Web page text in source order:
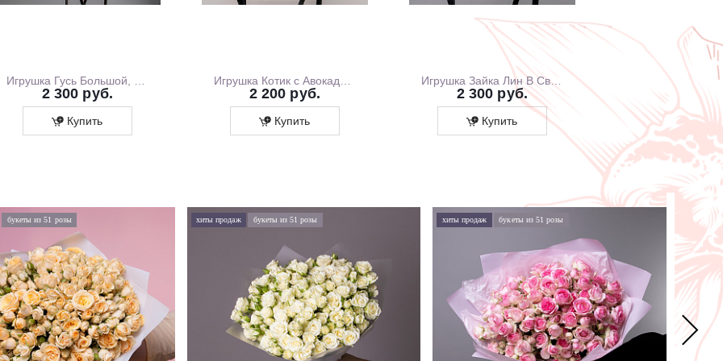
2 300 руб.
Купить
2 200 руб.
Купить
Игрушка Зайка Лин В Свитшоте С Розовой Юбочкой, 20 см, В Коробке
2 300 руб.
Купить
1 700
букеты из 51 розы хиты продаж букеты из 51 розы хиты продаж букеты из 51 розы хиты